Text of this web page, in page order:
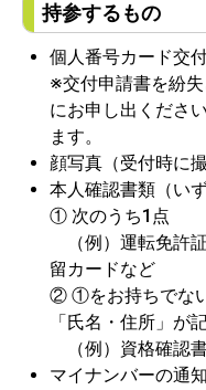
持参するもの
個人番号カード交
※交付申請書を紛
にお申し出くださ
ます。
顔写真（受付時に
本人確認書類（い
① 次のうち1点
（例）運転免許
留カードなど
② ①をお持ちでな
「氏名・住所」が
（例）資格確認
マイナンバーの通